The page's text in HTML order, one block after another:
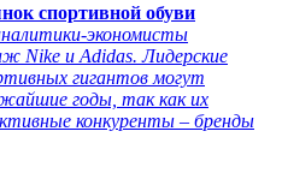
спортивной обуви
экономисты
Nike и Adidas. Лидерские
гигантов могут
годы, так как их
конкуренты – бренды